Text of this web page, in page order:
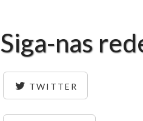
Siga-nas
TWITTER